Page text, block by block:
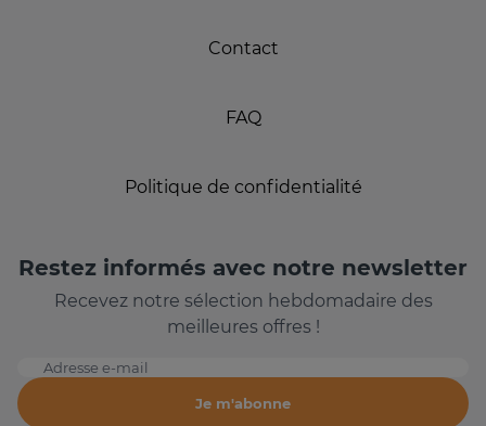
Contact
FAQ
Politique de confidentialité
Restez informés avec notre newsletter
Recevez notre sélection hebdomadaire des
meilleures offres !
Adresse e-mail
Je m'abonne